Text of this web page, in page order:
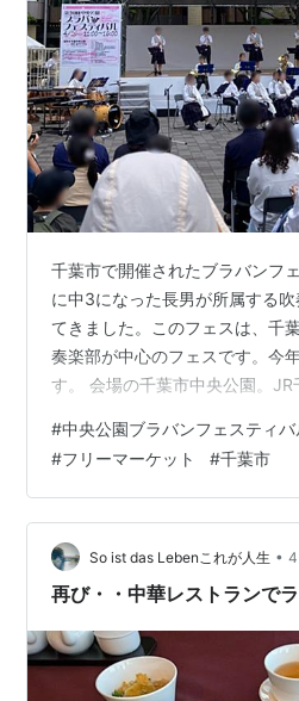
千葉市で開催されたブラバンフ
に中3になった長男が所属する
てきました。このフェスは、千
奏楽部が中心のフェスです。今
す。 会場の千葉市中央公園。JR
でした。写真は千葉市の中学校
ソロ。「響け！ユーフォニアム
ラマがあったのでしょうか・・
ラバスがいるのが印象的でした
ンコールの「YMCA」。賑やか
ノリノリ。 テントの下にいる黒
#中央公園ブラバンフェスティバ
#フリーマーケット #千葉市
So ist das Lebenこれが人生 •
再び・・中華レストランで